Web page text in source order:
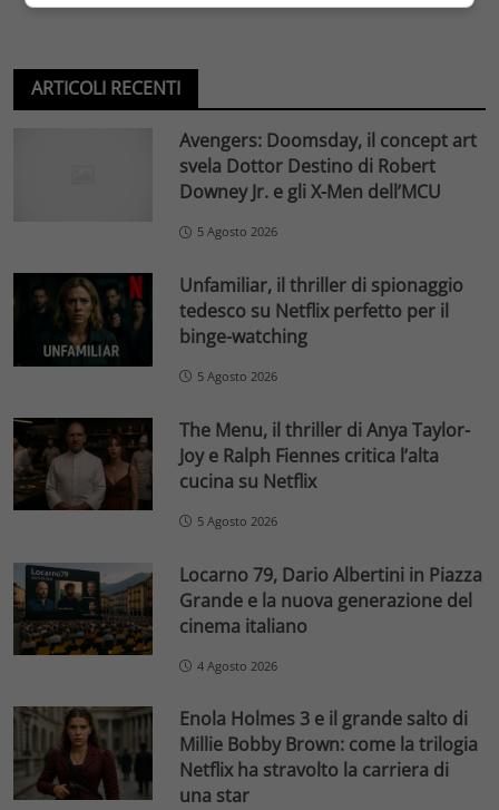
ARTICOLI RECENTI
Avengers: Doomsday, il concept art
svela Dottor Destino di Robert
Downey Jr. e gli X-Men dell’MCU
5 Agosto 2026
Unfamiliar, il thriller di spionaggio
tedesco su Netflix perfetto per il
binge-watching
5 Agosto 2026
The Menu, il thriller di Anya Taylor-
Joy e Ralph Fiennes critica l’alta
cucina su Netflix
5 Agosto 2026
Locarno 79, Dario Albertini in Piazza
Grande e la nuova generazione del
cinema italiano
4 Agosto 2026
Enola Holmes 3 e il grande salto di
Millie Bobby Brown: come la trilogia
Netflix ha stravolto la carriera di
una star